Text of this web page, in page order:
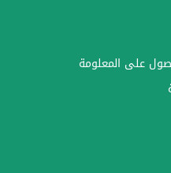
على المعلومة